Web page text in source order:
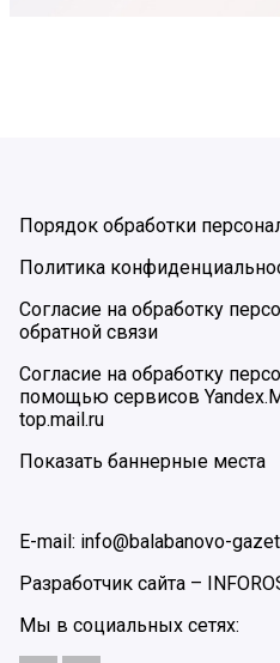
Порядок обработки
Политика
Согласие на обработку
обратной связи
Согласие на обработку
помощью сервисов
top.mail.ru
Показать баннерные места
E-mail: info@balabanovo-
Разработчик сайта –
Мы в социальных сетях: